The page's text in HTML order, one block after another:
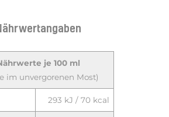
je 100 ml
im unvergorenen Most)
293 kJ / 70 kcal